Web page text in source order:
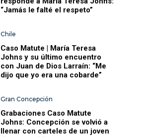
“Jamás le falté el respeto”
Chile
Caso Matute | María Teresa
Johns y su último encuentro
con Juan de Dios Larraín: “Me
dijo que yo era una cobarde”
Gran Concepción
Grabaciones Caso Matute
Johns: Concepción se volvió a
llenar con carteles de un joven